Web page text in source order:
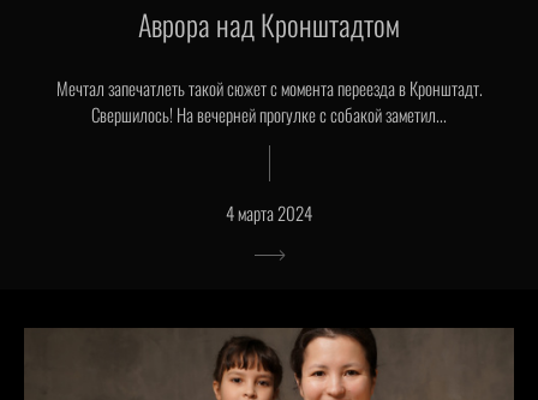
Аврора над Кронштадтом
Мечтал запечатлеть такой сюжет с момента переезда в Кронштадт.
Свершилось! На вечерней прогулке с собакой заметил...
4 марта 2024